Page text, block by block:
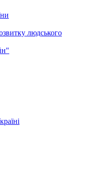
людського